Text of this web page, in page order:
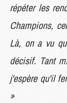
répéter les
Champions,
Là, on a vu
décisif. Tant
j'espère qu'il
»